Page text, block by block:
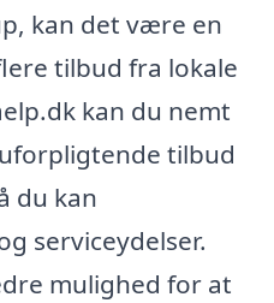
kan det være en
tilbud fra lokale
kan du nemt
tilbud
du kan
serviceydelser.
mulighed for at